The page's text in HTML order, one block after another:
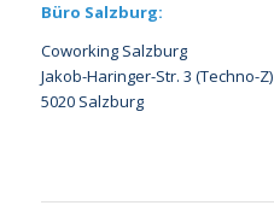
Büro Salzburg:
Coworking Salzburg
Jakob-Haringer-Str. 3 (Techno-Z)
5020 Salzburg